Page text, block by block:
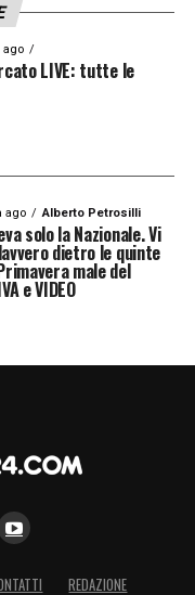
ago
LIVE: tutte le
ago Alberto Petrosilli
solo la Nazionale. Vi
dietro le quinte
male del
e VIDEO
REDAZIONE